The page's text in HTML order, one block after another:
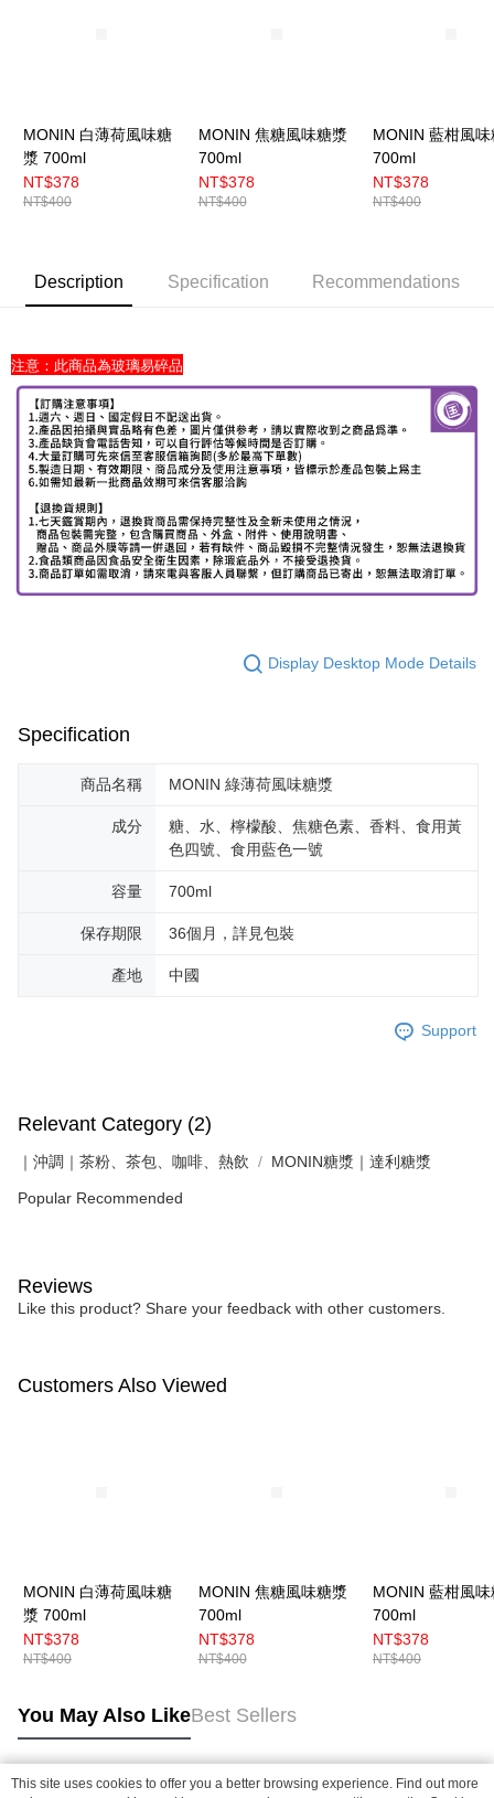
MONIN 白薄荷風味糖
漿 700ml
NT$378
NT$400
MONIN 焦糖風味糖漿
700ml
NT$378
NT$400
MONIN 藍柑風
700ml
NT$378
NT$400
Description Specification Recommendations
注意：此商品為玻璃易碎品
Display Desktop Mode Details
Specification
商品名稱 MONIN 綠薄荷風味糖漿
成分
糖、水、檸檬酸、焦糖色素、香料、食用黃
色四號、食用藍色一號
容量 700ml
保存期限 36個月，詳見包裝
產地 中國
Support
Relevant Category (2)
｜沖調｜茶粉、茶包、咖啡、熱飲 MONIN糖漿｜達利糖漿
Popular Recommended
Reviews
Like this product? Share your feedback with other customers.
Customers Also Viewed
MONIN 白薄荷風味糖
漿 700ml
NT$378
NT$400
MONIN 焦糖風味糖漿
700ml
NT$378
NT$400
MONIN 藍柑風
700ml
NT$378
NT$400
You May Also LikeBest Sellers
This site uses cookies to offer you a better browsing experience. Find out more